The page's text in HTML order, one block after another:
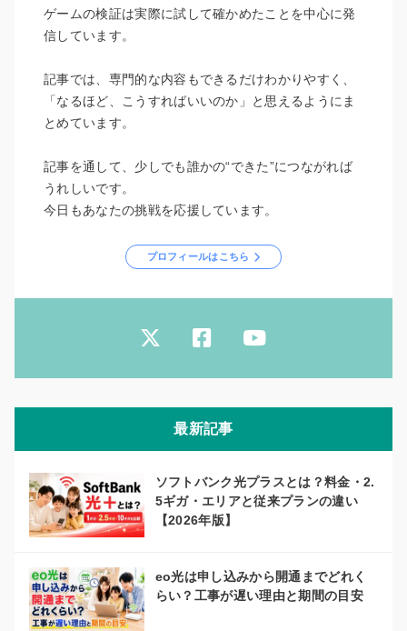
ゲームの検証は実際に試して確かめたことを中心に発
信しています。
記事では、専門的な内容もできるだけわかりやすく、
「なるほど、こうすればいいのか」と思えるようにま
とめています。
記事を通して、少しでも誰かの“できた”につながれば
うれしいです。
今日もあなたの挑戦を応援しています。
プロフィールはこちら
最新記事
ソフトバンク光プラスとは？料金・2.
5ギガ・エリアと従来プランの違い
【2026年版】
eo光は申し込みから開通までどれく
らい？工事が遅い理由と期間の目安